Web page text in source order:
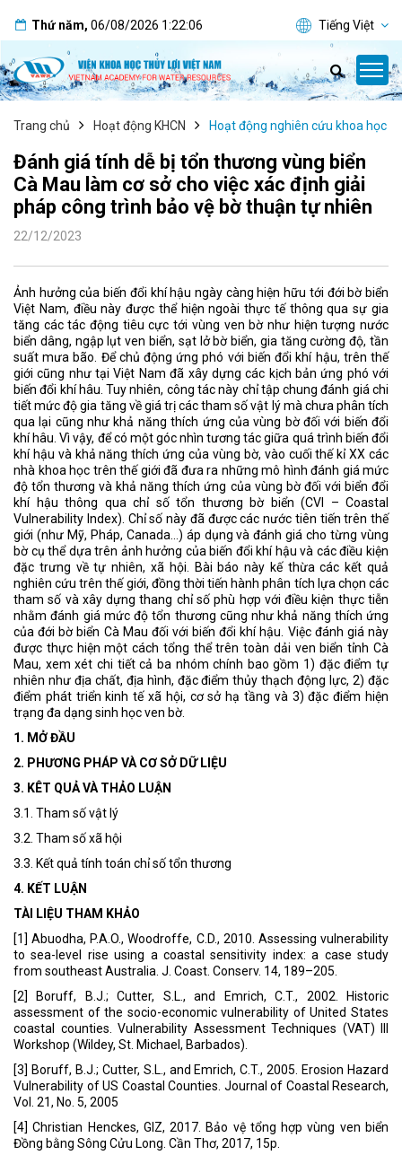
Thứ năm, 06/08/2026 1:22:07 Tiếng Việt
Trang chủ Hoạt động KHCN Hoạt động nghiên cứu khoa học
Đánh giá tính dễ bị tổn thương vùng biển
Cà Mau làm cơ sở cho việc xác định giải
pháp công trình bảo vệ bờ thuận tự nhiên
22/12/2023
Ảnh hưởng của biến đổi khí hậu ngày càng hiện hữu tới đới bờ biển
Việt Nam, điều này được thể hiện ngoài thực tế thông qua sự gia
tăng các tác động tiêu cực tới vùng ven bờ như hiện tượng nước
biển dâng, ngập lụt ven biển, sạt lở bờ biển, gia tăng cường độ, tần
suất mưa bão. Để chủ động ứng phó với biến đổi khí hậu, trên thế
giới cũng như tại Việt Nam đã xây dựng các kịch bản ứng phó với
biến đổi khí hâu. Tuy nhiên, công tác này chỉ tập chung đánh giá chi
tiết mức độ gia tăng về giá trị các tham số vật lý mà chưa phân tích
qua lại cũng như khả năng thích ứng của vùng bờ đối với biến đổi
khí hâu. Vì vậy, để có một góc nhìn tương tác giữa quá trình biến đổi
khí hậu và khả năng thích ứng của vùng bờ, vào cuối thế kỉ XX các
nhà khoa học trên thế giới đã đưa ra những mô hình đánh giá mức
độ tổn thương và khả năng thích ứng của vùng bờ đối với biển đổi
khí hậu thông qua chỉ số tổn thương bờ biển (CVI – Coastal
Vulnerability Index). Chỉ số này đã được các nước tiên tiến trên thế
giới (như Mỹ, Pháp, Canada…) áp dụng và đánh giá cho từng vùng
bờ cụ thể dựa trên ảnh hưởng của biến đổi khí hậu và các điều kiện
đặc trưng về tự nhiên, xã hội. Bài báo này kế thừa các kết quả
nghiên cứu trên thế giới, đồng thời tiến hành phân tích lựa chọn các
tham số và xây dựng thang chỉ số phù hợp với điều kiện thực tiễn
nhằm đánh giá mức độ tổn thương cũng như khả năng thích ứng
của đới bờ biển Cà Mau đối với biến đổi khí hậu. Việc đánh giá này
được thực hiện một cách tổng thể trên toàn dải ven biển tỉnh Cà
Mau, xem xét chi tiết cả ba nhóm chính bao gồm 1) đặc điểm tự
nhiên như địa chất, địa hình, đặc điểm thủy thạch động lực, 2) đặc
điểm phát triển kinh tế xã hội, cơ sở hạ tầng và 3) đặc điểm hiện
trạng đa dạng sinh học ven bờ.
1. MỞ ĐẦU
2. PHƯƠNG PHÁP VÀ CƠ SỞ DỮ LIỆU
3. KÊT QUẢ VÀ THẢO LUẬN
3.1. Tham số vật lý
3.2. Tham số xã hội
3.3. Kết quả tính toán chỉ số tổn thương
4. KẾT LUẬN
TÀI LIỆU THAM KHẢO
[1] Abuodha, P.A.O., Woodroffe, C.D., 2010. Assessing vulnerability
to sea-level rise using a coastal sensitivity index: a case study
from southeast Australia. J. Coast. Conserv. 14, 189–205.
[2] Boruff, B.J.; Cutter, S.L., and Emrich, C.T., 2002. Historic
assessment of the socio-economic vulnerability of United States
coastal counties. Vulnerability Assessment Techniques (VAT) III
Workshop (Wildey, St. Michael, Barbados).
[3] Boruff, B.J.; Cutter, S.L., and Emrich, C.T., 2005. Erosion Hazard
Vulnerability of US Coastal Counties. Journal of Coastal Research,
Vol. 21, No. 5, 2005
[4] Christian Henckes, GIZ, 2017. Bảo vệ tổng hợp vùng ven biển
Đồng bằng Sông Cửu Long. Cần Thơ, 2017, 15p.